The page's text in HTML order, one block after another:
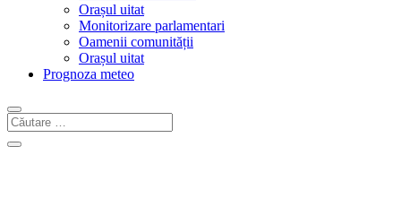
Orașul uitat
Monitorizare parlamentari
Oamenii comunității
Orașul uitat
Prognoza meteo